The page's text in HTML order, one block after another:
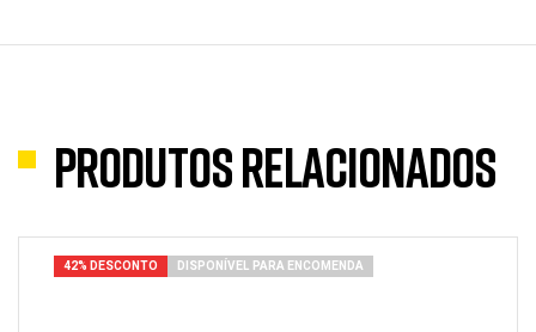
Produtos Relacionados
42% DESCONTO DISPONÍVEL PARA ENCOMENDA